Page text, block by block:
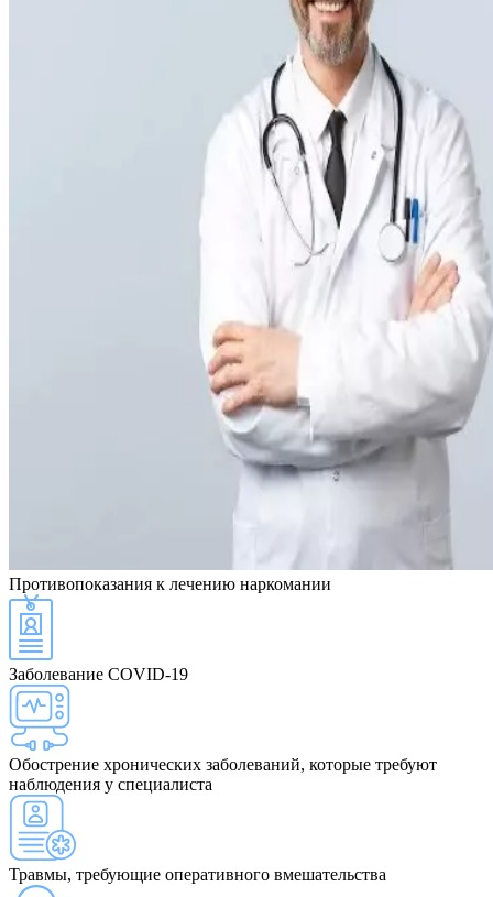
Противопоказания к лечению наркомании
Заболевание COVID-19
Обострение хронических заболеваний, которые требуют
наблюдения у специалиста
Травмы, требующие оперативного вмешательства